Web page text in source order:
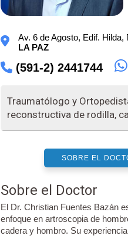
Av. 6 de Agosto, Edif.
LA PAZ
(591-2) 2441744
Traumatólogo y
reconstructiva de rodilla,
SOBRE EL
Sobre el Doctor
El Dr. Christian Fuentes Bazán
enfoque en artroscopia de
cadera y hombro. Su